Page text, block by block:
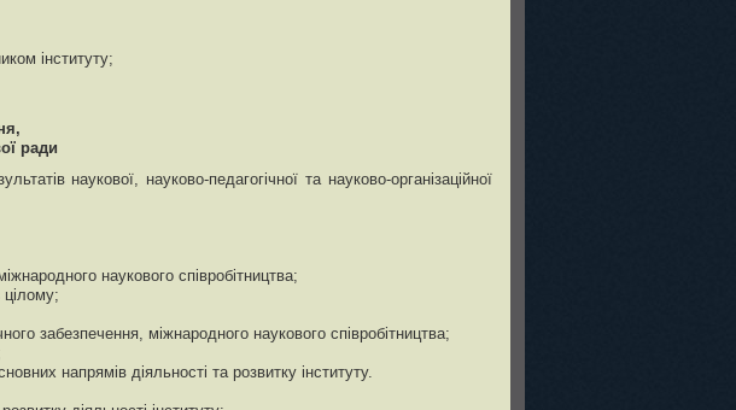
інституту;
ради
наукової, науково-педагогічної та науково-організаційної
наукового співробітництва;
цілому;
забезпечення, міжнародного наукового співробітництва;
напрямів діяльності та розвитку інституту.